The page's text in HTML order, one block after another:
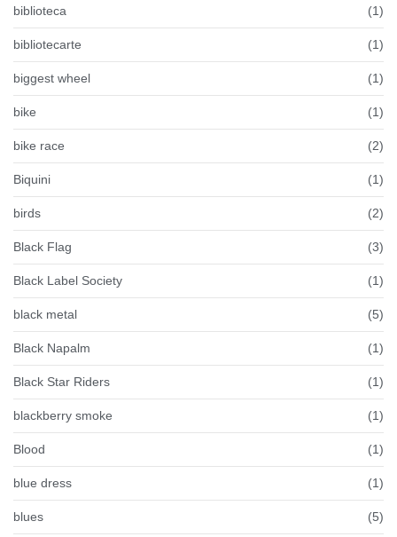
biblioteca (1)
bibliotecarte (1)
biggest wheel (1)
bike (1)
bike race (2)
Biquini (1)
birds (2)
Black Flag (3)
Black Label Society (1)
black metal (5)
Black Napalm (1)
Black Star Riders (1)
blackberry smoke (1)
Blood (1)
blue dress (1)
blues (5)